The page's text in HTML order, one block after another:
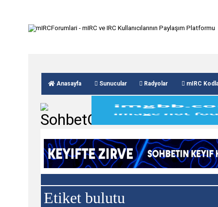
Anasayfa Sunucular Radyolar mIRC
Etiket bulutu